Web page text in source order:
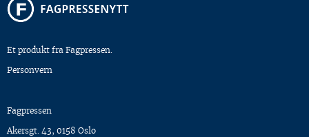
Et produkt fra Fagpressen.
Personvern
Fagpressen
Akersgt. 43, 0158 Oslo